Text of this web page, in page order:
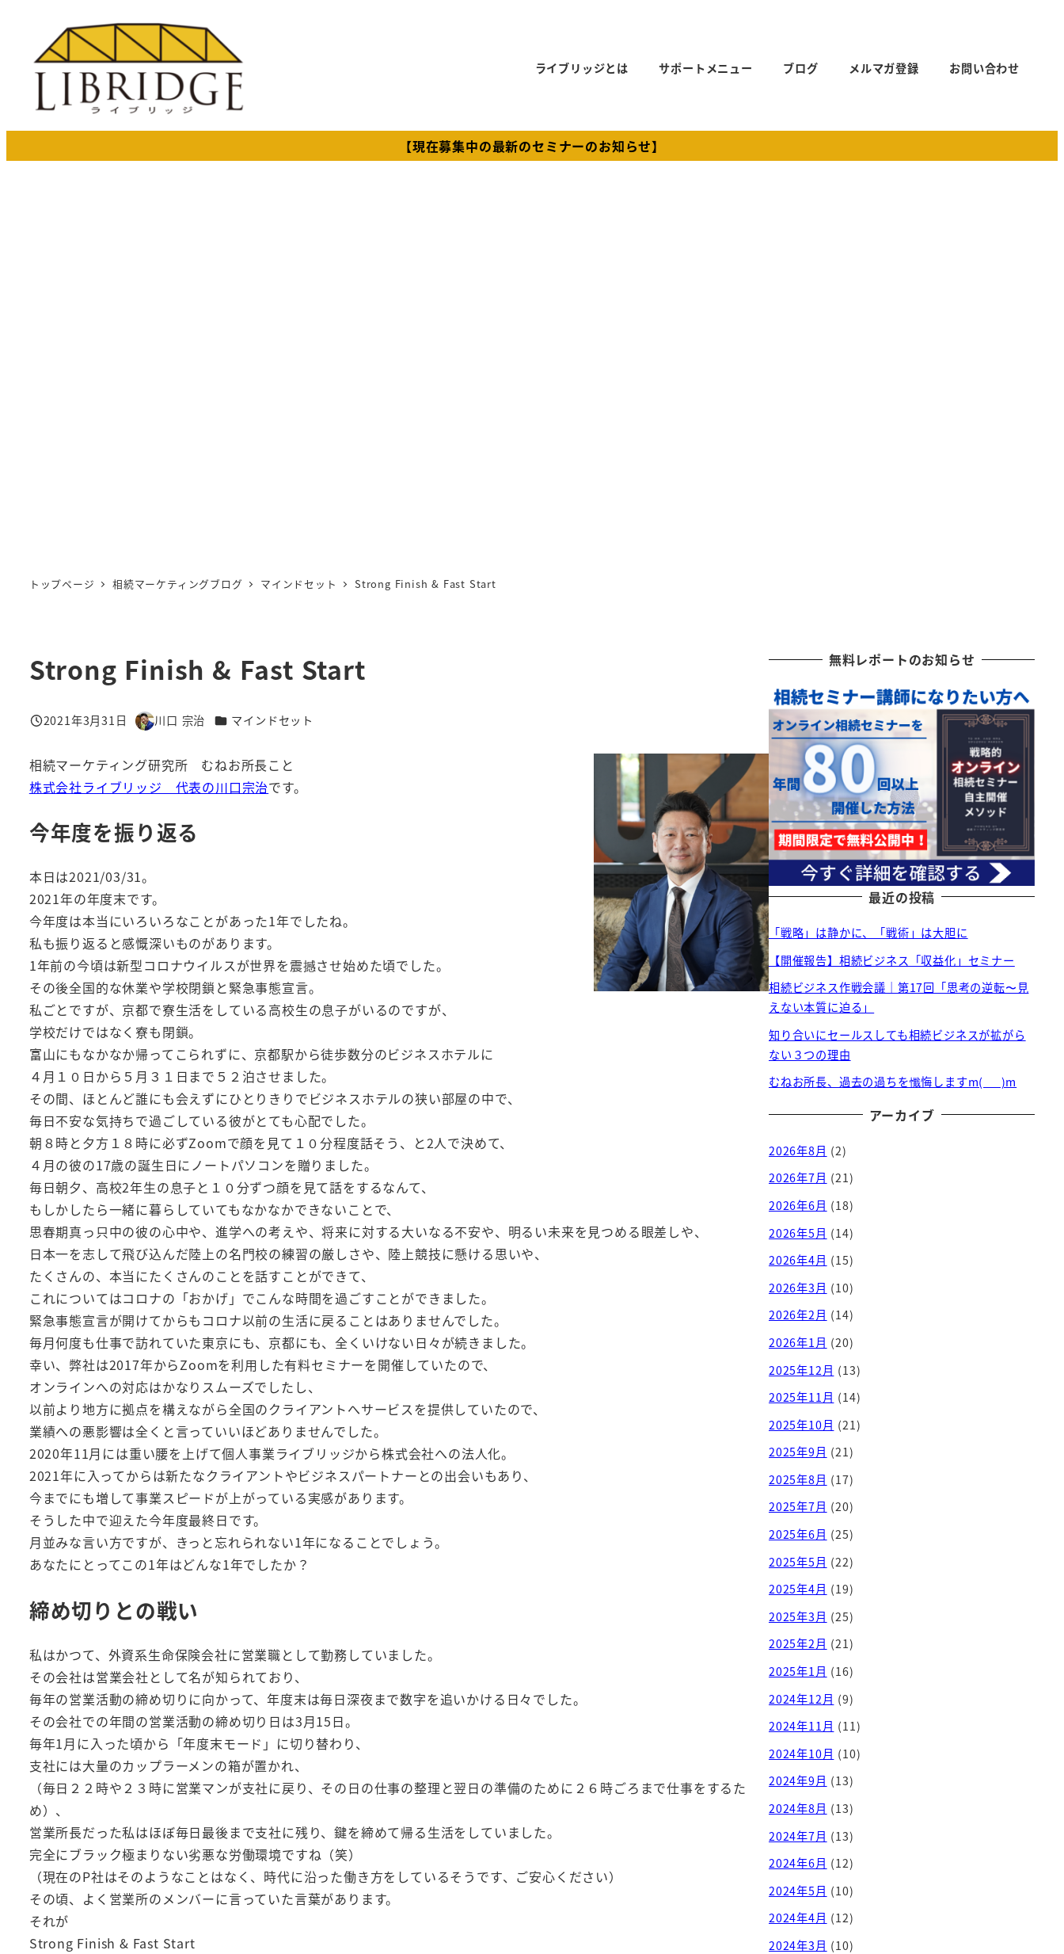
テ
ライブリッジとは サポートメニュー ブログ メルマガ登録 お問い合わせ
【現在募集中の最新のセミナーのお知らせ】
トップページ 相続マーケティングブログ マインドセット Strong Finish & Fast Start
Strong Finish & Fast Start
投稿日
2021年3月31日
著
川口 宗治 カテゴリー
マインドセット
相続マーケティング研究所 むねお所長こと
株式会社ライブリッジ 代表の川口宗治です。
今年度を振り返る
本日は2021/03/31。
2021年の年度末です。
今年度は本当にいろいろなことがあった1年でしたね。
私も振り返ると感慨深いものがあります。
1年前の今頃は新型コロナウイルスが世界を震撼させ始めた頃でした。
その後全国的な休業や学校閉鎖と緊急事態宣言。
私ごとですが、京都で寮生活をしている高校生の息子がいるのですが、
学校だけではなく寮も閉鎖。
富山にもなかなか帰ってこられずに、京都駅から徒歩数分のビジネスホテルに
４月１０日から５月３１日まで５２泊させました。
その間、ほとんど誰にも会えずにひとりきりでビジネスホテルの狭い部屋の中で、
毎日不安な気持ちで過ごしている彼がとても心配でした。
朝８時と夕方１８時に必ずZoomで顔を見て１０分程度話そう、と2人で決めて、
４月の彼の17歳の誕生日にノートパソコンを贈りました。
毎日朝夕、高校2年生の息子と１０分ずつ顔を見て話をするなんて、
もしかしたら一緒に暮らしていてもなかなかできないことで、
思春期真っ只中の彼の心中や、進学への考えや、将来に対する大いなる不安や、明るい未来を見つめる眼差しや、
日本一を志して飛び込んだ陸上の名門校の練習の厳しさや、陸上競技に懸ける思いや、
たくさんの、本当にたくさんのことを話すことができて、
これについてはコロナの「おかげ」でこんな時間を過ごすことができました。
緊急事態宣言が開けてからもコロナ以前の生活に戻ることはありませんでした。
毎月何度も仕事で訪れていた東京にも、京都にも、全くいけない日々が続きました。
幸い、弊社は2017年からZoomを利用した有料セミナーを開催していたので、
オンラインへの対応はかなりスムーズでしたし、
以前より地方に拠点を構えながら全国のクライアントへサービスを提供していたので、
業績への悪影響は全くと言っていいほどありませんでした。
2020年11月には重い腰を上げて個人事業ライブリッジから株式会社への法人化。
2021年に入ってからは新たなクライアントやビジネスパートナーとの出会いもあり、
今までにも増して事業スピードが上がっている実感があります。
そうした中で迎えた今年度最終日です。
月並みな言い方ですが、きっと忘れられない1年になることでしょう。
あなたにとってこの1年はどんな1年でしたか？
締め切りとの戦い
私はかつて、外資系生命保険会社に営業職として勤務していました。
その会社は営業会社として名が知られており、
毎年の営業活動の締め切りに向かって、年度末は毎日深夜まで数字を追いかける日々でした。
その会社での年間の営業活動の締め切り日は3月15日。
毎年1月に入った頃から「年度末モード」に切り替わり、
支社には大量のカップラーメンの箱が置かれ、
（毎日２２時や２３時に営業マンが支社に戻り、その日の仕事の整理と翌日の準備のために２６時ごろまで仕事をするた
め）、
営業所長だった私はほぼ毎日最後まで支社に残り、鍵を締めて帰る生活をしていました。
完全にブラック極まりない劣悪な労働環境ですね（笑）
（現在のP社はそのようなことはなく、時代に沿った働き方をしているそうです、ご安心ください）
その頃、よく営業所のメンバーに言っていた言葉があります。
それが
Strong Finish & Fast Start
無料レポートのお知らせ
最近の投稿
「戦略」は静かに、「戦術」は大胆に
【開催報告】相続ビジネス「収益化」セミナー
相続ビジネス作戦会議｜第17回「思考の逆転〜見
えない本質に迫る」
知り合いにセールスしても相続ビジネスが拡がら
ない３つの理由
むねお所長、過去の過ちを懺悔しますm(_ _)m
アーカイブ
2026年8月 (2)
2026年7月 (21)
2026年6月 (18)
2026年5月 (14)
2026年4月 (15)
2026年3月 (10)
2026年2月 (14)
2026年1月 (20)
2025年12月 (13)
2025年11月 (14)
2025年10月 (21)
2025年9月 (21)
2025年8月 (17)
2025年7月 (20)
2025年6月 (25)
2025年5月 (22)
2025年4月 (19)
2025年3月 (25)
2025年2月 (21)
2025年1月 (16)
2024年12月 (9)
2024年11月 (11)
2024年10月 (10)
2024年9月 (13)
2024年8月 (13)
2024年7月 (13)
2024年6月 (12)
2024年5月 (10)
2024年4月 (12)
2024年3月 (10)